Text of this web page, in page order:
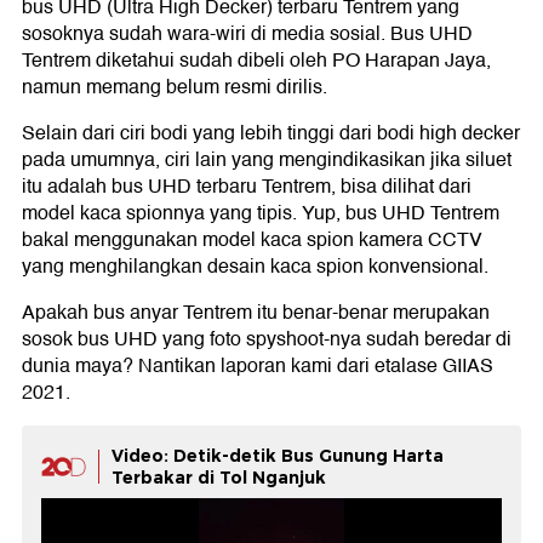
bus UHD (Ultra High Decker) terbaru Tentrem yang
sosoknya sudah wara-wiri di media sosial. Bus UHD
Tentrem diketahui sudah dibeli oleh PO Harapan Jaya,
namun memang belum resmi dirilis.
Selain dari ciri bodi yang lebih tinggi dari bodi high decker
pada umumnya, ciri lain yang mengindikasikan jika siluet
itu adalah bus UHD terbaru Tentrem, bisa dilihat dari
model kaca spionnya yang tipis. Yup, bus UHD Tentrem
bakal menggunakan model kaca spion kamera CCTV
yang menghilangkan desain kaca spion konvensional.
Apakah bus anyar Tentrem itu benar-benar merupakan
sosok bus UHD yang foto spyshoot-nya sudah beredar di
dunia maya? Nantikan laporan kami dari etalase GIIAS
2021.
Video: Detik-detik Bus Gunung Harta
Terbakar di Tol Nganjuk